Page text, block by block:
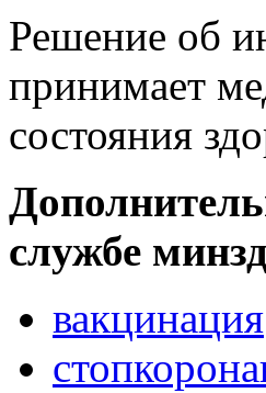
Решение об
принимает
состояния
службе
вакцинация